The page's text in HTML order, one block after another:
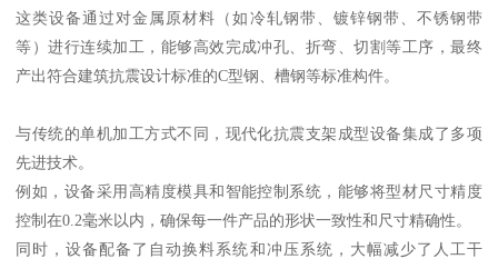
这类设备通过对金属原材料（如冷轧钢带、镀锌钢带、不锈钢带
等）进行连续加工，能够高效完成冲孔、折弯、切割等工序，最终
产出符合建筑抗震设计标准的C型钢、槽钢等标准构件。
与传统的单机加工方式不同，现代化抗震支架成型设备集成了多项
先进技术。
例如，设备采用高精度模具和智能控制系统，能够将型材尺寸精度
控制在0.2毫米以内，确保每一件产品的形状一致性和尺寸精确性。
同时，设备配备了自动换料系统和冲压系统，大幅减少了人工干